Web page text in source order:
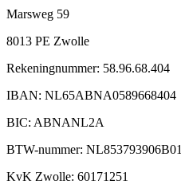
Marsweg 59
8013 PE Zwolle
Rekeningnummer: 58.96.68.404
IBAN: NL65ABNA0589668404
BIC: ABNANL2A
BTW-nummer: NL853793906B01
KvK Zwolle: 60171251